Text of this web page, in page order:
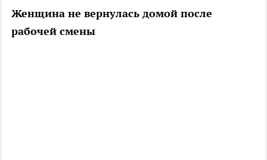
Женщина не вернулась домой после
рабочей смены